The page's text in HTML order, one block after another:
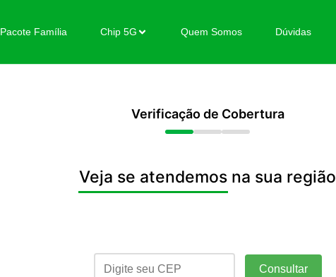
Pacote Família Chip 5G Quem Somos Dúvidas
Verificação de Cobertura
Veja se atendemos na sua região
Consultar